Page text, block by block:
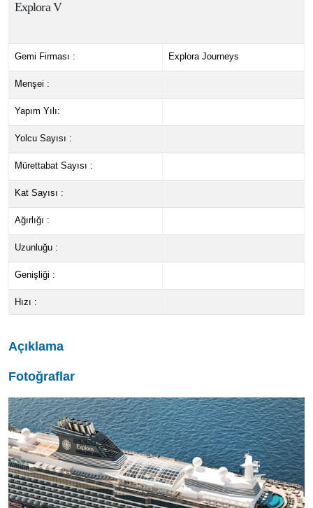
Explora V
Gemi Firması : Explora Journeys
Menşei :
Yapım Yılı:
Yolcu Sayısı :
Mürettabat Sayısı :
Kat Sayısı :
Ağırlığı :
Uzunluğu :
Genişliği :
Hızı :
Açıklama
Fotoğraflar